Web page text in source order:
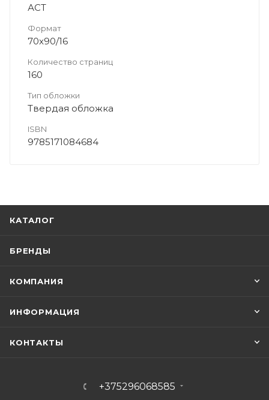
АСТ
Формат
70x90/16
Количество страниц
160
Тип обложки
Твердая обложка
ISBN
9785171084684
КАТАЛОГ
БРЕНДЫ
КОМПАНИЯ
ИНФОРМАЦИЯ
КОНТАКТЫ
+375296068585